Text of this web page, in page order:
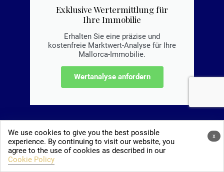
Exklusive Wertermittlung für
Ihre Immobilie
Erhalten Sie eine präzise und
kostenfreie Marktwert-Analyse für Ihre
Mallorca-Immobilie.
Wertanalyse anfordern
x
We use cookies to give you the best possible
experience. By continuing to visit our website, you
agree to the use of cookies as described in our
Cookie Policy